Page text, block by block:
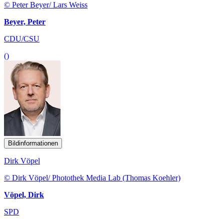
© Peter Beyer/ Lars Weiss
Beyer, Peter
CDU/CSU
()
Bildinformationen
Dirk Vöpel
© Dirk Vöpel/ Photothek Media Lab (Thomas Koehler)
Vöpel, Dirk
SPD